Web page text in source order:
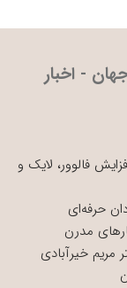
- اخبار
فالوور، لایک و
حرفه‌ای
مدرن
مریم خیرآبادی